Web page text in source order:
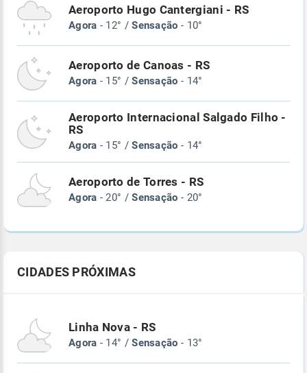
Aeroporto Hugo Cantergiani - RS
Agora - 12° /Sensação - 10°
Aeroporto de Canoas - RS
Agora - 15° /Sensação - 14°
Aeroporto Internacional Salgado Filho -
RS
Agora - 15° /Sensação - 14°
Aeroporto de Torres - RS
Agora - 20° /Sensação - 20°
CIDADES PRÓXIMAS
Linha Nova - RS
Agora - 14° /Sensação - 13°